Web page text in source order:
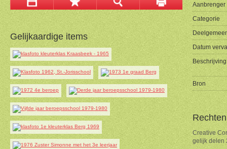
Gelijkaardige items
Aanbrenger
Categorie
Datum
Beschrijving
Bron
Rechten
Creative
gelijk delen